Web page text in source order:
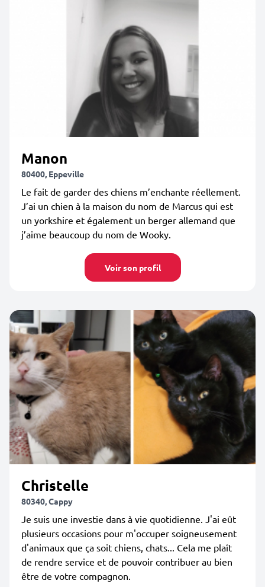
Manon
80400, Eppeville
Le fait de garder des chiens m’enchante réellement.
J’ai un chien à la maison du nom de Marcus qui est
un yorkshire et également un berger allemand que
j’aime beaucoup du nom de Wooky.
Voir son profil
Christelle
80340, Cappy
Je suis une investie dans à vie quotidienne. J'ai eût
plusieurs occasions pour m'occuper soigneusement
d'animaux que ça soit chiens, chats... Cela me plaît
de rendre service et de pouvoir contribuer au bien
être de votre compagnon.